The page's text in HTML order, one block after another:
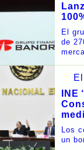
El
de
Los
un